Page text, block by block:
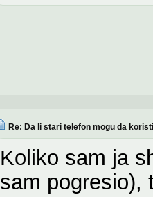
Re: Da li stari telefon mogu da
Koliko sam ja
sam pogresio),